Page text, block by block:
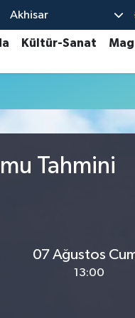
Akhisar
Kültür-Sanat
Tahmini
07 Ağustos
13:00